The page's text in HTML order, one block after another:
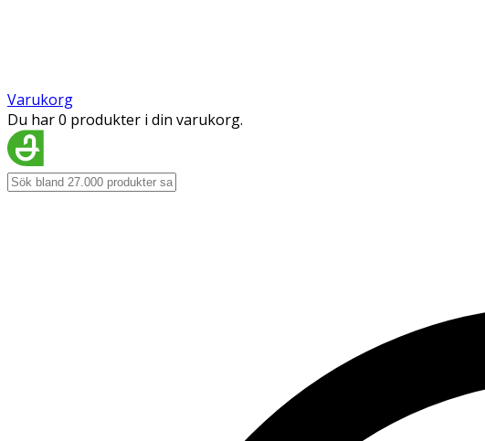
Varukorg
Du har 0 produkter i din varukorg.